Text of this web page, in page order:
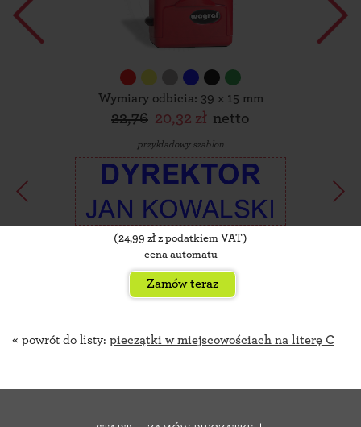
Wymiary odbicia: 39 x 15 mm
22,76 20,32 zł netto
przykładowy szablon
(24,99 zł z podatkiem VAT)
cena automatu
Zamów teraz
« powrót do listy: pieczątki w miejscowościach na literę C